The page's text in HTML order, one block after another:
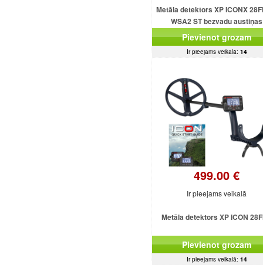
Metāla detektors XP ICONX
WSA2 ST bezvadu austiņas
Pievienot grozam
Ir pieejams veikalā: 14
499.00 €
Ir pieejams veikalā
Metāla detektors XP ICON
Pievienot grozam
Ir pieejams veikalā: 14